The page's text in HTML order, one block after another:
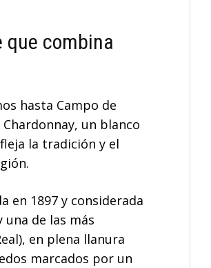
que combina
hasta Campo de
un blanco
la tradición y el
en 1897 y considerada
de las más
en plena llanura
marcados por un